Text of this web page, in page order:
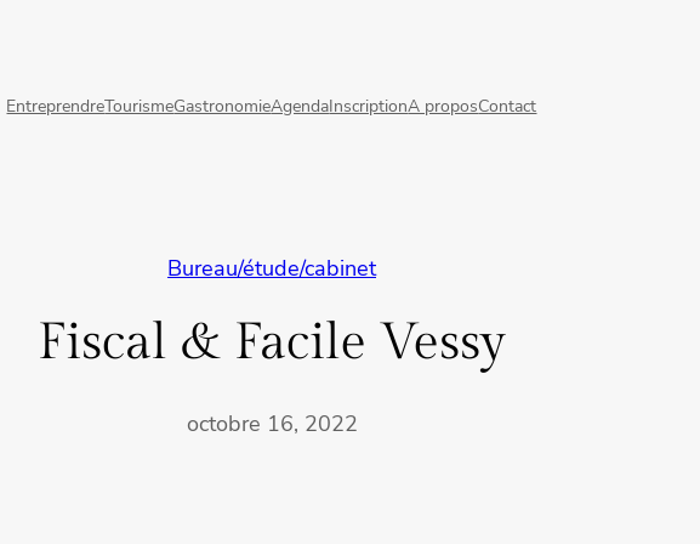
EntreprendreTourismeGastronomieAgendaInscriptionA proposContact
Bureau/étude/cabinet
Fiscal & Facile Vessy
octobre 16, 2022